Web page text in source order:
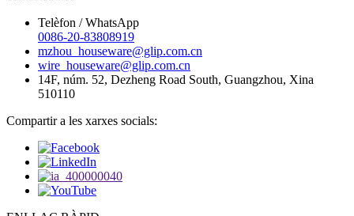
Telèfon / WhatsApp
0086-20-83808919
mzhou_houseware@glip.com.cn
wire_houseware@glip.com.cn
14F, núm. 52, Dezheng Road South, Guangzhou, Xina
510110
Compartir a les xarxes socials: